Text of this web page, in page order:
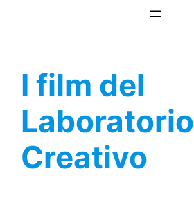
I film del
Laboratorio
Creativo